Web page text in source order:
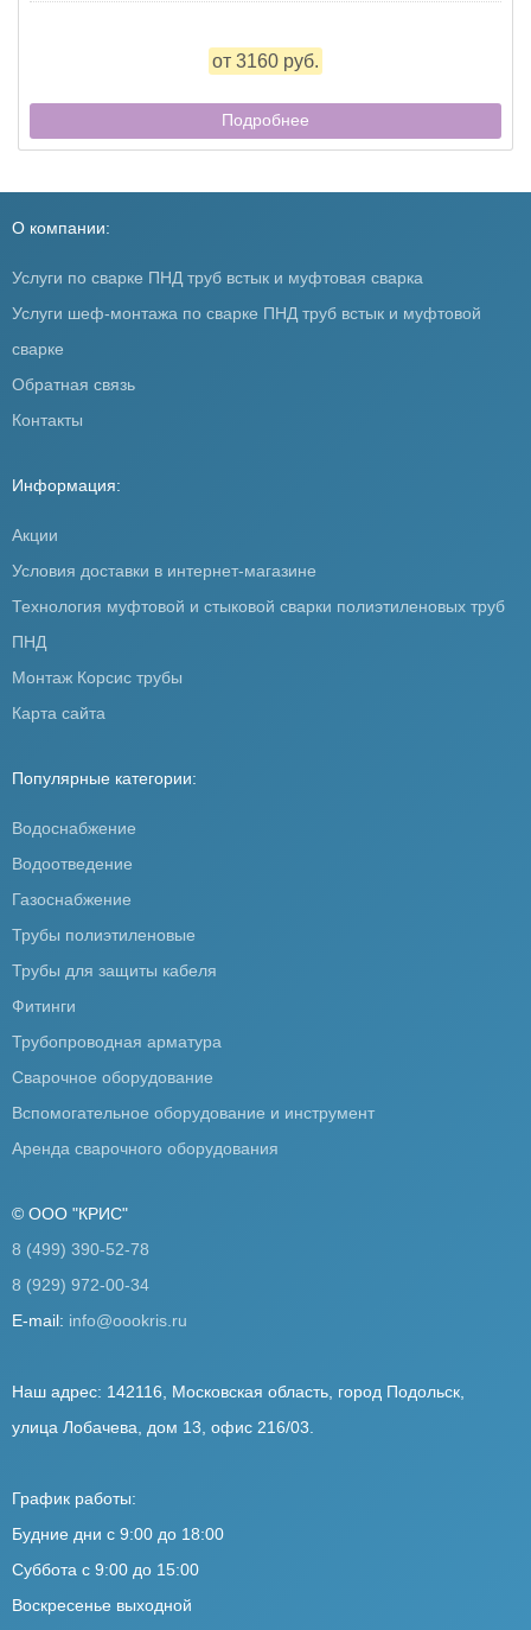
от 3160 руб.
Подробнее
О компании:
Услуги по сварке ПНД труб встык и муфтовая сварка
Услуги шеф-монтажа по сварке ПНД труб встык и муфтовой
сварке
Обратная связь
Контакты
Информация:
Акции
Условия доставки в интернет-магазине
Технология муфтовой и стыковой сварки полиэтиленовых труб
ПНД
Монтаж Корсис трубы
Карта сайта
Популярные категории:
Водоснабжение
Водоотведение
Газоснабжение
Трубы полиэтиленовые
Трубы для защиты кабеля
Фитинги
Трубопроводная арматура
Сварочное оборудование
Вспомогательное оборудование и инструмент
Аренда сварочного оборудования
© ООО "КРИС"
8 (499) 390-52-78
8 (929) 972-00-34
E-mail: info@oookris.ru
Наш адрес: 142116, Московская область, город Подольск,
улица Лобачева, дом 13, офис 216/03.
График работы:
Будние дни с 9:00 до 18:00
Суббота с 9:00 до 15:00
Воскресенье выходной